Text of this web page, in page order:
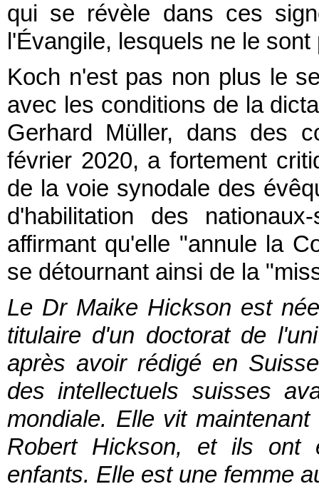
qui se révèle dans ces
l'Évangile, lesquels ne le sont
Koch n'est pas non plus le
avec les conditions de la
Gerhard Müller, dans des
février 2020, a fortement
de la voie synodale des
d'habilitation des
affirmant qu'elle "annule la
se détournant ainsi de la
Le Dr Maike Hickson est
titulaire d'un doctorat de
après avoir rédigé en
des intellectuels suisses
mondiale. Elle vit
Robert Hickson, et ils ont
enfants. Elle est une femme